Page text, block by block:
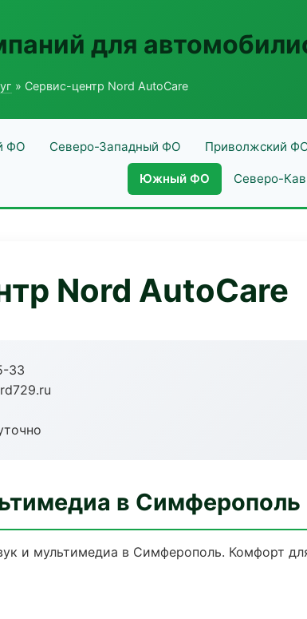
для
» Сервис-центр Nord AutoCare
ФО Северо-Западный ФО Приволжский
Южный ФО Северо-
Nord AutoCare
33
в Симферополь
и мультимедиа в Симферополь. Комфорт